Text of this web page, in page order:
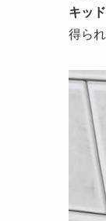
キッ
得ら